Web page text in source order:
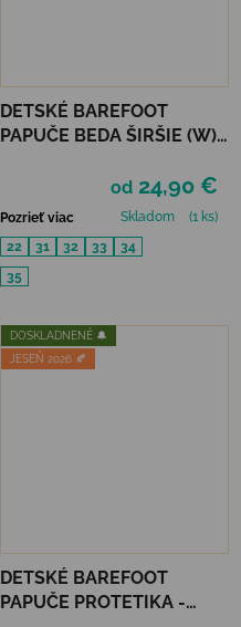
DETSKÉ BAREFOOT
PAPUČE BEDA ŠIRŠIE (W)
od 24,90 €
Pozrieť viac Skladom
(1 ks)
22
31 32 33
34
35
DOSKLADNENÉ 🔔
JESEŇ 2026 🍂
DETSKÉ BAREFOOT
PAPUČE PROTETIKA -